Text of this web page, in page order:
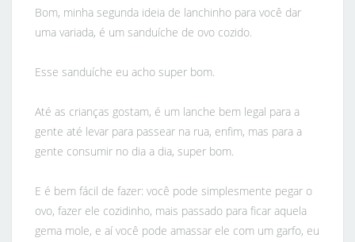
Bom, minha segunda ideia de lanchinho para você dar
uma variada, é um sanduíche de ovo cozido.
Esse sanduíche eu acho super bom.
Até as crianças gostam, é um lanche bem legal para a
gente até levar para passear na rua, enfim, mas para a
gente consumir no dia a dia, super bom.
E é bem fácil de fazer: você pode simplesmente pegar o
ovo, fazer ele cozidinho, mais passado para ficar aquela
gema mole, e aí você pode amassar ele com um garfo, eu